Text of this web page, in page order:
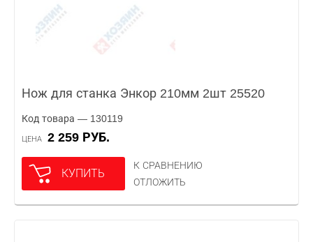
Нож для станка Энкор 210мм 2шт 25520
Код товара — 130119
ЦЕНА 2 259 РУБ.
КУПИТЬ
К СРАВНЕНИЮ
ОТЛОЖИТЬ